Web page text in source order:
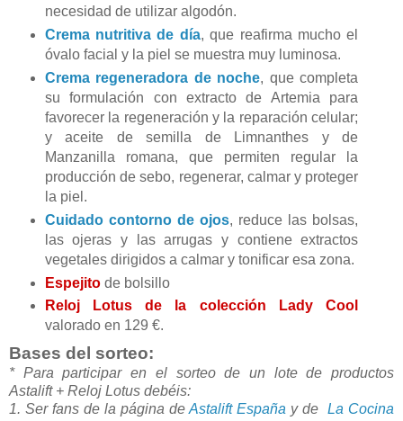
necesidad de utilizar algodón.
Crema nutritiva de día,que reafirma mucho el
óvalo facial y la piel se muestra muy luminosa.
Crema regeneradora de noche, que completa
su formulación con extracto de Artemia para
favorecer la regeneración y la reparación celular;
y aceite de semilla de Limnanthes y de
Manzanilla romana, que permiten regular la
producción de sebo, regenerar, calmar y proteger
la piel.
Cuidado contorno de ojos, reduce las bolsas,
las ojeras y las arrugas y contiene extractos
vegetales dirigidos a calmar y tonificar esa zona.
Espejitode bolsillo
Reloj Lotus de la colección Lady Cool
valorado en 129 €.
Bases del sorteo:
* Para participar en el sorteo de un lote de productos
Astalift + Reloj Lotus debéis:
1. Ser fans de la página de Astalift España y de La Cocina